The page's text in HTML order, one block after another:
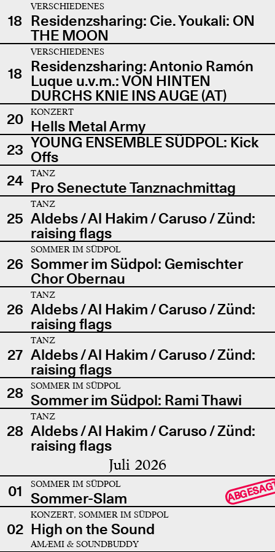
18
VERSCHIEDENES
Residenzsharing: Cie. Youkali: ON
THE MOON
18
VERSCHIEDENES
Residenzsharing: Antonio Ramón
Luque u.v.m.: VON HINTEN
DURCHS KNIE INS AUGE (AT)
20
KONZERT
Hells Metal Army
23 YOUNG ENSEMBLE SÜDPOL: Kick
Offs
24
TANZ
Pro Senectute Tanznachmittag
25
TANZ
Aldebs / Al Hakim / Caruso / Zünd:
raising flags
26
SOMMER IM SÜDPOL
Sommer im Südpol: Gemischter
Chor Obernau
26
TANZ
Aldebs / Al Hakim / Caruso / Zünd:
raising flags
27
TANZ
Aldebs / Al Hakim / Caruso / Zünd:
raising flags
28
SOMMER IM SÜDPOL
Sommer im Südpol: Rami Thawi
28
TANZ
Aldebs / Al Hakim / Caruso / Zünd:
raising flags
Juli 2026
01 SOMMER IM SÜDPOL
Sommer-Slam
02
KONZERT, SOMMER IM SÜDPOL
High on the Sound
AMÆMI & SOUNDBUDDY